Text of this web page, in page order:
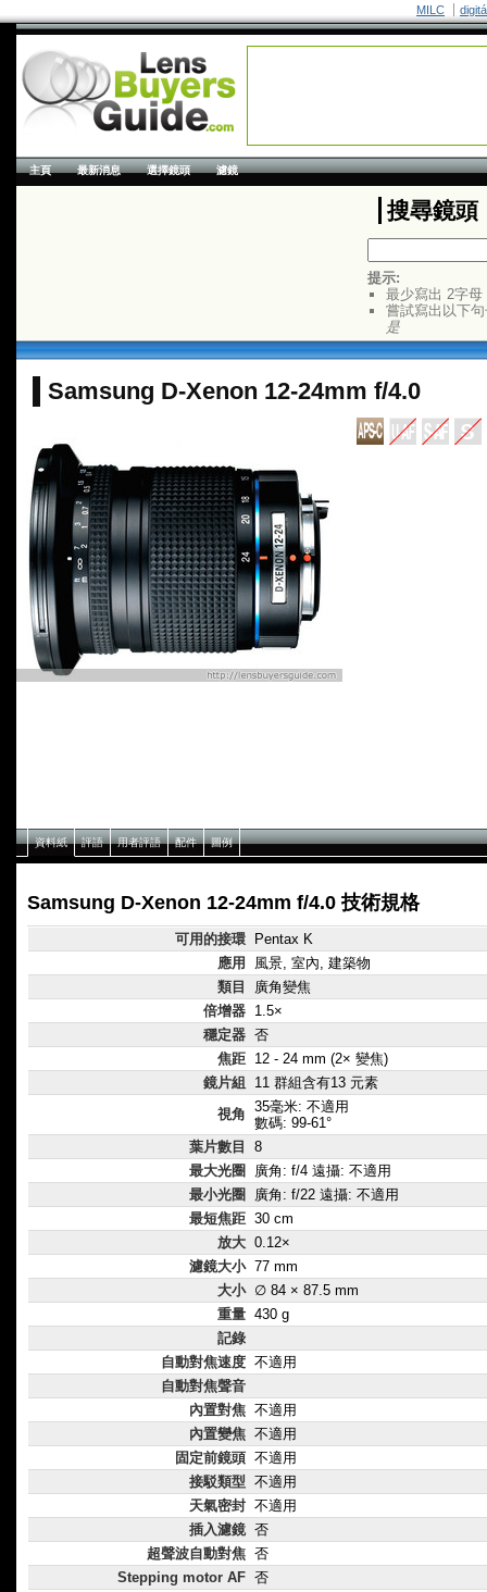
MILC
主頁 最新消息 選擇鏡頭 濾鏡
搜尋鏡頭
提示:
最少寫出 2字母
嘗試寫出以下
是
Samsung D-Xenon 12-24mm f/4.0
資料紙 評語 用者評語 配件 圖例
Samsung D-Xenon 12-24mm f/4.0 技術規格
可用的接環
Pentax K
應用
風景, 室內, 建築物
類目
廣角變焦
倍增器 1.5×
穩定器 否
焦距 12 - 24 mm (2× 變焦)
鏡片組
11 群組含有13 元素
視角 35毫米: 不適用
數碼: 99-61°
葉片數目
8
最大光圈
廣角: f/4 遠攝: 不適用
最小光圈
廣角: f/22 遠攝: 不適用
最短焦距 30 cm
放大 0.12×
濾鏡大小 77 mm
大小 ∅ 84 × 87.5 mm
重量 430 g
記錄
自動對焦速度 不適用
自動對焦聲音
內置對焦 不適用
內置變焦 不適用
固定前鏡頭 不適用
接駁類型 不適用
天氣密封 不適用
插入濾鏡 否
超聲波自動對焦 否
Stepping motor AF 否